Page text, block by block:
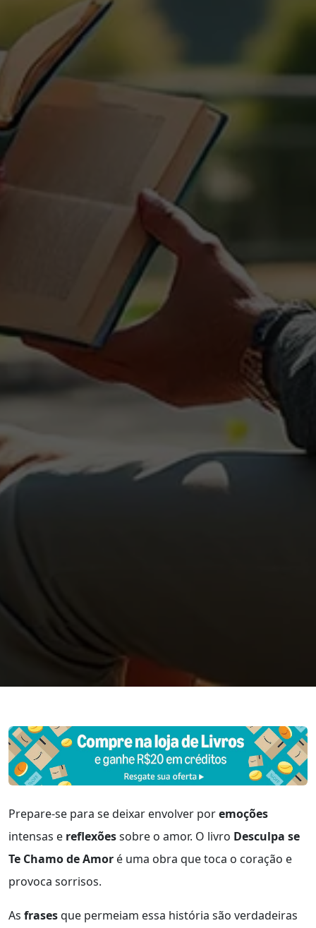
Prepare-se para se deixar envolver poremoções
intensas e reflexõessobre o amor. O livro Desculpa se
Te Chamo de Amor é uma obra que toca o coração e
provoca sorrisos.
As frasesque permeiam essa história são verdadeiras